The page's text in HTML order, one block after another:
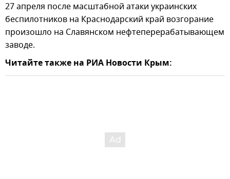
27 апреля после масштабной атаки украинских
беспилотников на Краснодарский край возгорание
произошло на Славянском нефтеперерабатывающем
заводе.
Читайте также на РИА Новости Крым: